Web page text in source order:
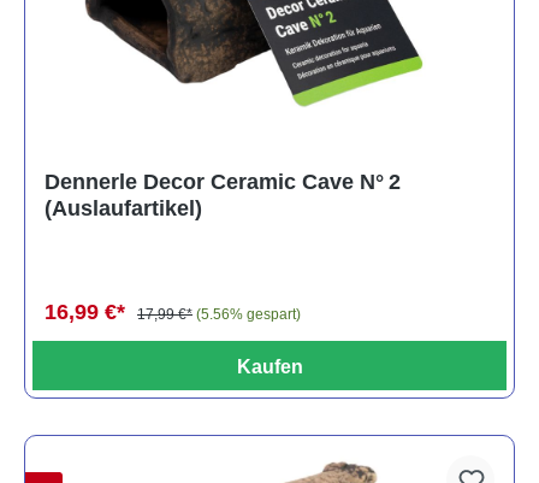
Dennerle Decor Ceramic Cave N° 2
(Auslaufartikel)
16,99 €* 17,99 €* (5.56% gespart)
Kaufen